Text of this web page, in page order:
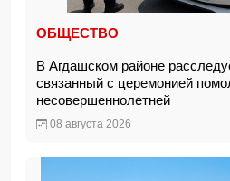
ОБЩЕСТВО
В Агдашском районе
связанный с церемонией
несовершеннолетней
08 августа 2026